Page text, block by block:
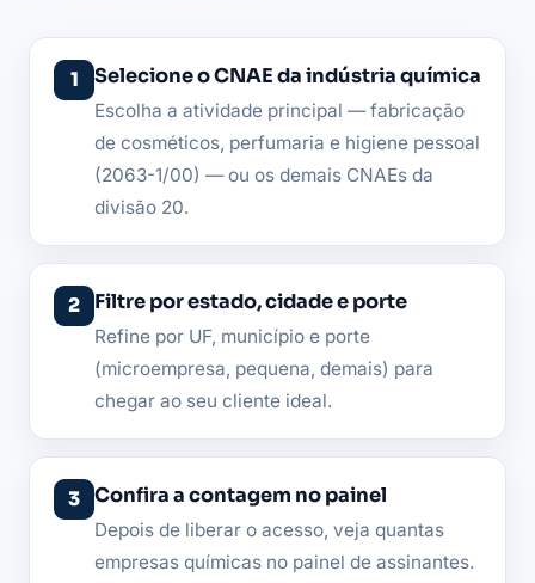
Selecione o CNAE da indústria química
Escolha a atividade principal — fabricação
de cosméticos, perfumaria e higiene pessoal
(2063-1/00) — ou os demais CNAEs da
divisão 20.
Filtre por estado, cidade e porte
Refine por UF, município e porte
(microempresa, pequena, demais) para
chegar ao seu cliente ideal.
Confira a contagem no painel
Depois de liberar o acesso, veja quantas
empresas químicas no painel de assinantes.